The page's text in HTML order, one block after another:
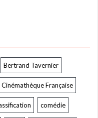
Bertrand Tavernier
Cinémathèque Française
comédie